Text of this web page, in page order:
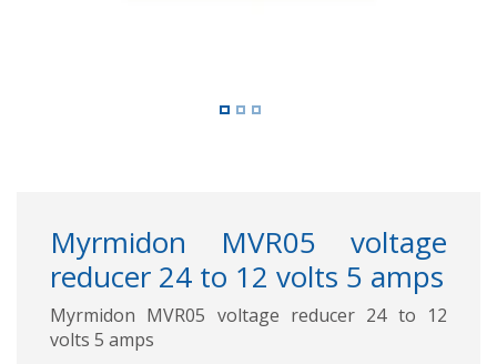
Myrmidon MVR05 voltage
reducer 24 to 12 volts 5 amps
Myrmidon MVR05 voltage reducer 24 to 12
volts 5 amps